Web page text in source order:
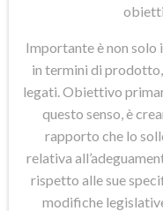
Importante è non solo
in termini di
legati. Obiettivo
questo senso, è
rapporto che lo
relativa
rispetto alle sue
modifiche